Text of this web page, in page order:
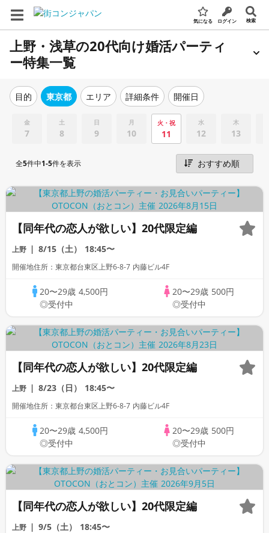
気になる ログイン 検索
上野・浅草の20代向け婚活パーティ
ー特集一覧
目的 東京都 エリア 詳細条件 開催日
金
7
土
8
日
9
月
10
火・祝
11
水
12
木
13
全5件中1-5件を表示
【同年代の恋人が欲しい】20代限定編
上野 8/15（土） 18:45〜
開催地住所：東京都台東区上野6-8-7 内藤ビル4F
20〜29歳 4,500円
◎受付中
20〜29歳 500円
◎受付中
【同年代の恋人が欲しい】20代限定編
上野 8/23（日） 18:45〜
開催地住所：東京都台東区上野6-8-7 内藤ビル4F
20〜29歳 4,500円
◎受付中
20〜29歳 500円
◎受付中
【同年代の恋人が欲しい】20代限定編
上野 9/5（土） 18:45〜